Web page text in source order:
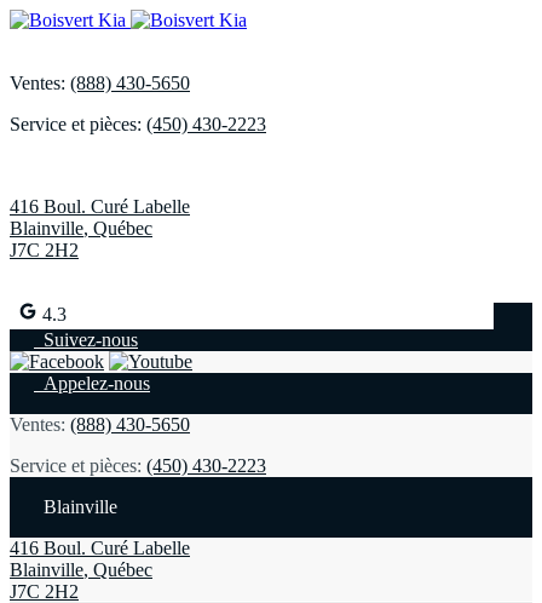
Ventes: (888) 430-5650
Service et pièces: (450) 430-2223
416 Boul. Curé Labelle
Blainville, Québec
J7C 2H2
4.3
Suivez-nous
Appelez-nous
Ventes: (888) 430-5650
Service et pièces: (450) 430-2223
Blainville
416 Boul. Curé Labelle
Blainville, Québec
J7C 2H2